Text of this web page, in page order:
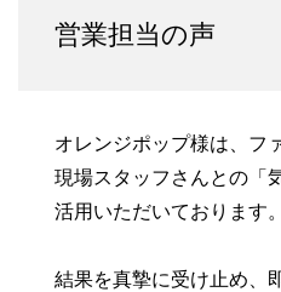
営業担当の声
オレンジポップ様は、フ
現場スタッフさんとの「
活用いただいております。
結果を真摯に受け止め、